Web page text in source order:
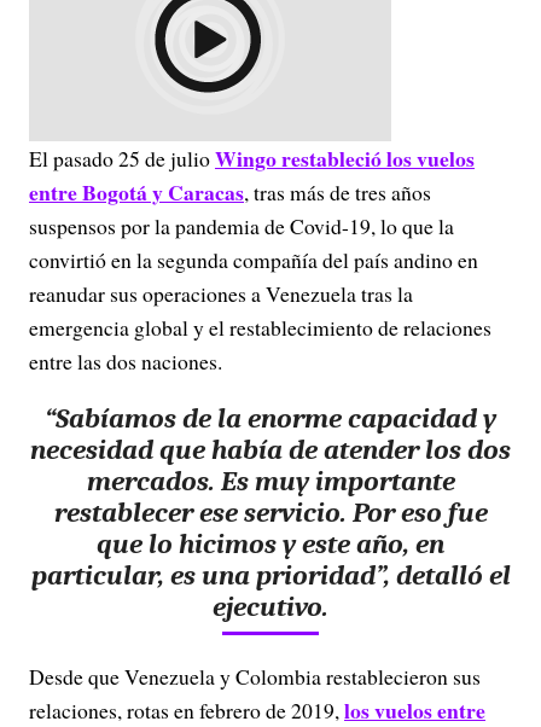
El pasado 25 de julioWingo restableció los vuelos
entre Bogotá y Caracas, tras más de tres años
suspensos por la pandemia de Covid-19, lo que la
convirtió en la segunda compañía del país andino en
reanudar sus operaciones a Venezuela tras la
emergencia global y el restablecimiento de relaciones
entre las dos naciones.
“Sabíamos de la enorme capacidad y
necesidad que había de atender los dos
mercados. Es muy importante
restablecer ese servicio. Por eso fue
que lo hicimos y este año, en
particular, es una prioridad”, detalló el
ejecutivo.
Desde que Venezuela y Colombia restablecieron sus
relaciones, rotas en febrero de 2019,los vuelos entre